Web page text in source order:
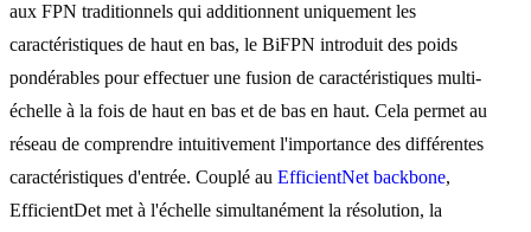
aux FPN traditionnels qui additionnent uniquement les
caractéristiques de haut en bas, le BiFPN introduit des poids
pondérables pour effectuer une fusion de caractéristiques multi-
échelle à la fois de haut en bas et de bas en haut. Cela permet au
réseau de comprendre intuitivement l'importance des différentes
caractéristiques d'entrée. Couplé au EfficientNet backbone,
EfficientDet met à l'échelle simultanément la résolution, la